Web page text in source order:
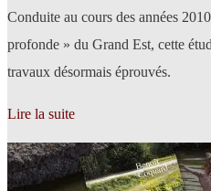
Conduite au cours des années
profonde » du Grand Est, cette
travaux désormais éprouvés.
Lire la suite